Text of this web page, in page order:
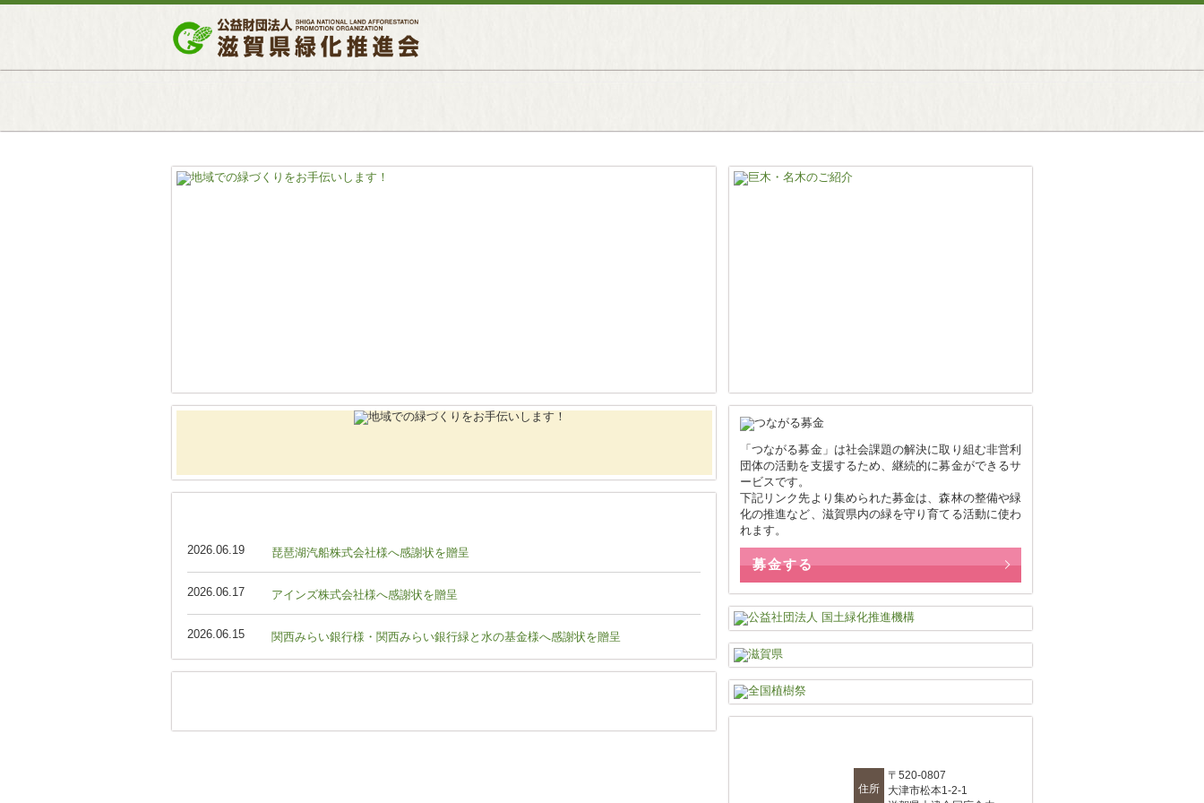
2026.06.19 琵琶湖汽船株式会社様へ感謝状を贈呈
2026.06.17 アインズ株式会社様へ感謝状を贈呈
2026.06.15 関西みらい銀行様・関西みらい銀行緑と水の基金様へ感謝状を贈呈
「つながる募金」は社会課題の解決に取り組む非営利
団体の活動を支援するため、継続的に募金ができるサ
ービスです。
下記リンク先より集められた募金は、森林の整備や緑
化の推進など、滋賀県内の緑を守り育てる活動に使わ
れます。
募金する
住所
〒520-0807
大津市松本1-2-1